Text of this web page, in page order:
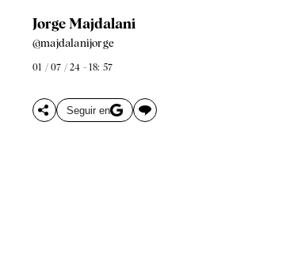
Jorge Majdalani
@majdalanijorge
01 / 07 / 24 - 18: 57
Seguir en